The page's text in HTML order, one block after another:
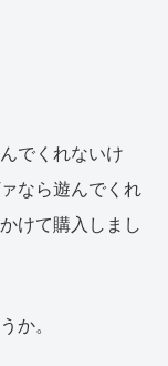
でくれないけ
なら遊んでくれ
けて購入しまし
か。